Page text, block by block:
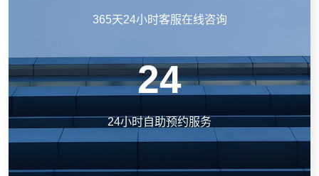
365天24小时客服在线咨询
24
24小时自助预约服务